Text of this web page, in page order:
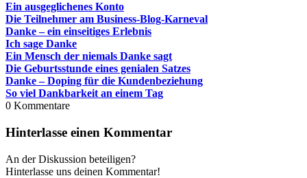
Ein ausgeglichenes Konto
Die Teilnehmer am Business-Blog-Karneval
Danke – ein einseitiges Erlebnis
Ich sage Danke
Ein Mensch der niemals Danke sagt
Die Geburtsstunde eines genialen Satzes
Danke – Doping für die Kundenbeziehung
So viel Dankbarkeit an einem Tag
0 Kommentare
Hinterlasse einen Kommentar
An der Diskussion beteiligen?
Hinterlasse uns deinen Kommentar!